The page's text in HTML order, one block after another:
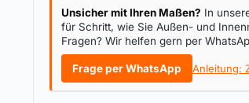
Unsicher mit Ihren Maßen? In
für Schritt, wie Sie Außen- und
Fragen? Wir helfen gern per
Frage per WhatsApp Anleitung: